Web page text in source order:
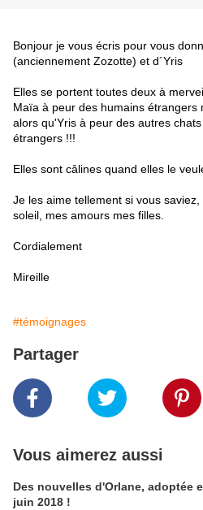
Bonjour je vous écris pour vous
(anciennement Zozotte) et d´Yris
Elles se portent toutes deux à
Maïa à peur des humains étrangers
alors qu'Yris à peur des autres
étrangers !!!
Elles sont câlines quand elles le
Je les aime tellement si vous
soleil, mes amours mes filles.
Cordialement
Mireille
#témoignages
Partager
Vous aimerez aussi
Des nouvelles d'Orlane, adoptée
juin 2018 !